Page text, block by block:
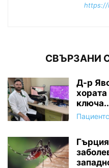
https://
СВЪРЗАНИ
Д-р